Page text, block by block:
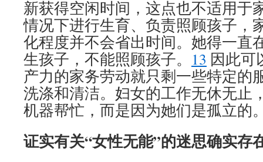
新获得空闲时间，这点也不适用于
情况下进行生育、负责照顾孩子，
化程度并不会省出时间。她得一直
生孩子，不能照顾孩子。 13 因此可
产力的家务劳动就只剩一些特定的
洗涤和清洁。妇女的工作无休无止
机器帮忙，而是因为她们是孤立的
证实有关“女性无能”的迷思确实存